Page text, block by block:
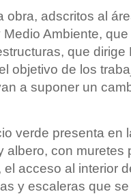
obra, adscritos al
Ambiente,
que dirige
objetivo de los
a suponer un
verde presenta en
albero, con muretes
acceso al interior
y escaleras que